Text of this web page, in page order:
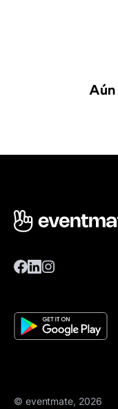
Aún
© eventmate, 2026